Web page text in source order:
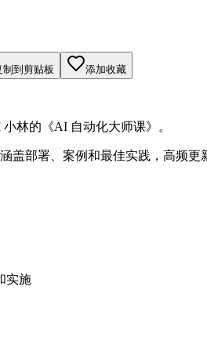
制到剪贴板 添加收藏
林的《AI 自动化大师课》。
盖部署、案例和最佳实践，高频更
实施